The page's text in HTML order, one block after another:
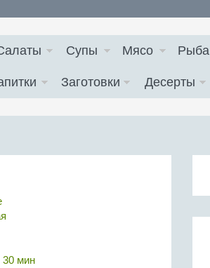
Супы Мясо Рыба
Заготовки Десерты
30 мин